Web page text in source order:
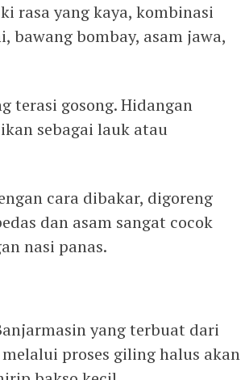
rasa yang kaya, kombinasi
bawang bombay, asam jawa,
terasi gosong. Hidangan
sebagai lauk atau
cara dibakar, digoreng
dan asam sangat cocok
nasi panas.
yang terbuat dari
proses giling halus akan